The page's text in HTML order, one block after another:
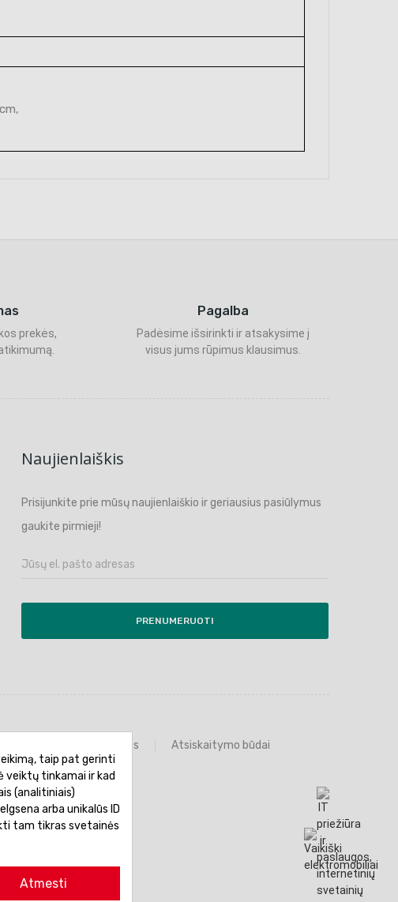
prekės,
Pagalba
Padėsime išsirinkti ir atsakysime į
visus jums rūpimus klausimus.
Naujienlaiškis
Prisijunkite prie mūsų naujienlaiškio ir geriausius pasiūlymus
gaukite pirmieji!
PRENUMERUOTI
Prekių grąžinimas Atsiskaitymo būdai
taip pat gerinti
veiktų tinkamai ir kad
(analitiniais)
arba unikalūs ID
tam tikras svetainės
Atmesti